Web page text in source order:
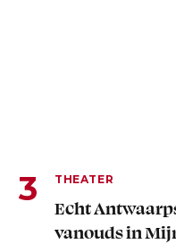
THEATER
Echt
vanouds in